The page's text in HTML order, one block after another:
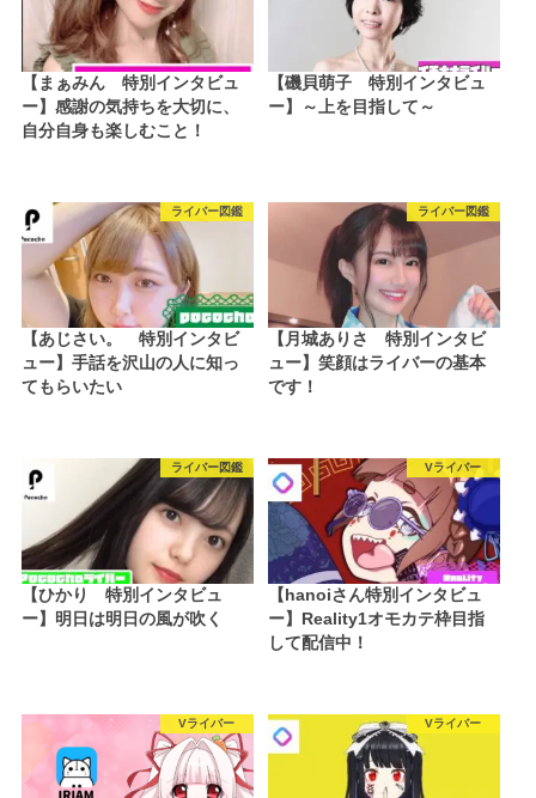
【まぁみん 特別インタビュ
ー】感謝の気持ちを大切に、
自分自身も楽しむこと！
【磯貝萌子 特別インタビュ
ー】～上を目指して～
ライバー図鑑
【あじさい。 特別インタビ
ュー】手話を沢山の人に知っ
てもらいたい
ライバー図鑑
【月城ありさ 特別インタビ
ュー】笑顔はライバーの基本
です！
ライバー図鑑
【ひかり 特別インタビュ
ー】明日は明日の風が吹く
Vライバー
【hanoiさん特別インタビュ
ー】Reality1オモカテ枠目指
して配信中！
Vライバー Vライバー